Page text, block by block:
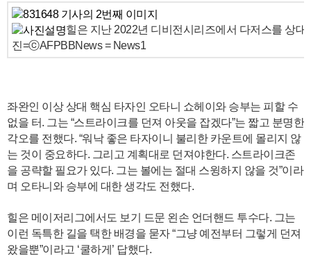
힐은 지난 2022년 디비전시리즈에서 다저스를 상대
진=ⓒAFPBBNews = News1
좌완인 이상 상대 핵심 타자인 오타니 쇼헤이와 승부는 피할 수
없을 터. 그는 “스트라이크를 던져 아웃을 잡겠다”는 짧고 분명한
각오를 전했다. “워낙 좋은 타자이니 불리한 카운트에 몰리지 않
는 것이 중요하다. 그리고 계획대로 던져야한다. 스트라이크존
을 공략할 필요가 있다. 그는 볼에는 절대 스윙하지 않을 것”이라
며 오타니와 승부에 대한 생각도 전했다.
힐은 메이저리그에서도 보기 드문 왼손 언더핸드 투수다. 그는
이런 독특한 길을 택한 배경을 묻자 “그냥 예전부터 그렇게 던져
왔을뿐”이라고 ‘쿨하게’ 답했다.